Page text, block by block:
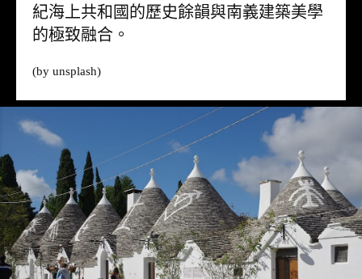
紀海上共和國的歷史餘韻與南義建築美學
的極致融合。
(by unsplash)